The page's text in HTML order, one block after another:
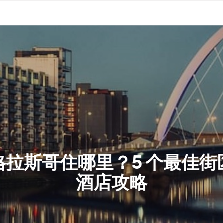
拉斯哥住哪里？5 个最佳街
酒店攻略